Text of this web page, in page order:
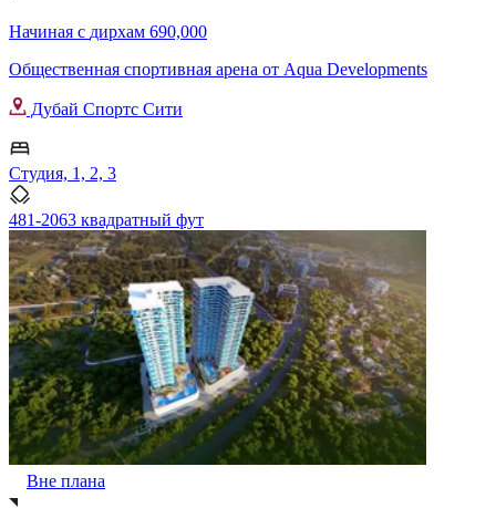
Начиная с дирхам 690,000
Общественная спортивная арена от Aqua Developments
Дубай Спортс Сити
Студия, 1, 2, 3
481-2063 квадратный фут
Вне плана